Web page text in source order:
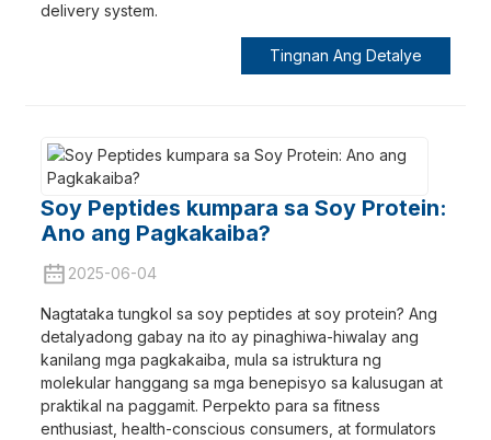
delivery system.
Tingnan Ang Detalye
Soy Peptides kumpara sa Soy Protein:
Ano ang Pagkakaiba?
2025-06-04
Nagtataka tungkol sa soy peptides at soy protein? Ang
detalyadong gabay na ito ay pinaghiwa-hiwalay ang
kanilang mga pagkakaiba, mula sa istruktura ng
molekular hanggang sa mga benepisyo sa kalusugan at
praktikal na paggamit. Perpekto para sa fitness
enthusiast, health-conscious consumers, at formulators